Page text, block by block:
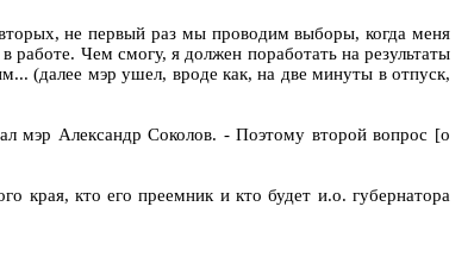
не первый раз мы проводим выборы, когда меня
работе. Чем смогу, я должен поработать на результаты
(далее мэр ушел, вроде как, на две минуты в отпуск,
мэр Александр Соколов. - Поэтому второй вопрос [о
края, кто его преемник и кто будет и.о. губернатора